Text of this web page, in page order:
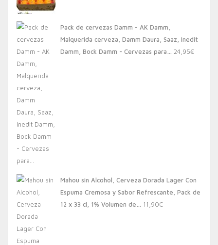
era:
20,00€.
es:
13,88€.
Pack de cervezas Damm - AK Damm,
Malquerida cerveza, Damm Daura, Saaz, Inedit
Damm, Bock Damm - Cervezas para… 24,95€
Mahou sin Alcohol, Cerveza Dorada Lager Con
Espuma Cremosa y Sabor Refrescante, Pack de
12 x 33 cl, 1% Volumen de… 11,90€